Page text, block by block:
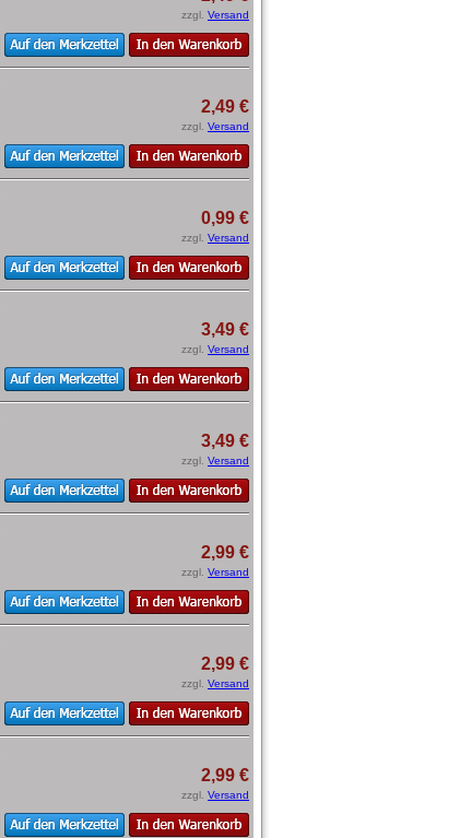
zzgl. Versand
2,49 €
zzgl. Versand
0,99 €
zzgl. Versand
3,49 €
zzgl. Versand
3,49 €
zzgl. Versand
2,99 €
zzgl. Versand
2,99 €
zzgl. Versand
2,99 €
zzgl. Versand